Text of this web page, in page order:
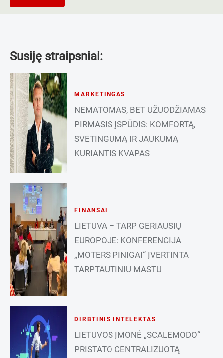
Susiję straipsniai:
MARKETINGAS
NEMATOMAS, BET UŽUODŽIAMAS
PIRMASIS ĮSPŪDIS: KOMFORTĄ,
SVETINGUMĄ IR JAUKUMĄ
KURIANTIS KVAPAS
FINANSAI
LIETUVA – TARP GERIAUSIŲ
EUROPOJE: KONFERENCIJA
„MOTERS PINIGAI“ ĮVERTINTA
TARPTAUTINIU MASTU
DIRBTINIS INTELEKTAS
LIETUVOS ĮMONĖ „SCALEMODO“
PRISTATO CENTRALIZUOTĄ